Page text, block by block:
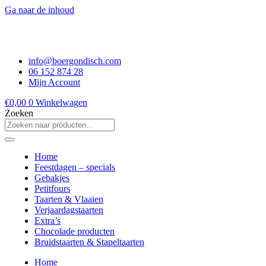
Ga naar de inhoud
info@boergondisch.com
06 152 874 28
Mijn Account
€0,00 0 Winkelwagen
Zoeken
Home
Feestdagen – specials
Gebakjes
Petitfours
Taarten & Vlaaien
Verjaardagstaarten
Extra’s
Chocolade producten
Bruidstaarten & Stapeltaarten
Home